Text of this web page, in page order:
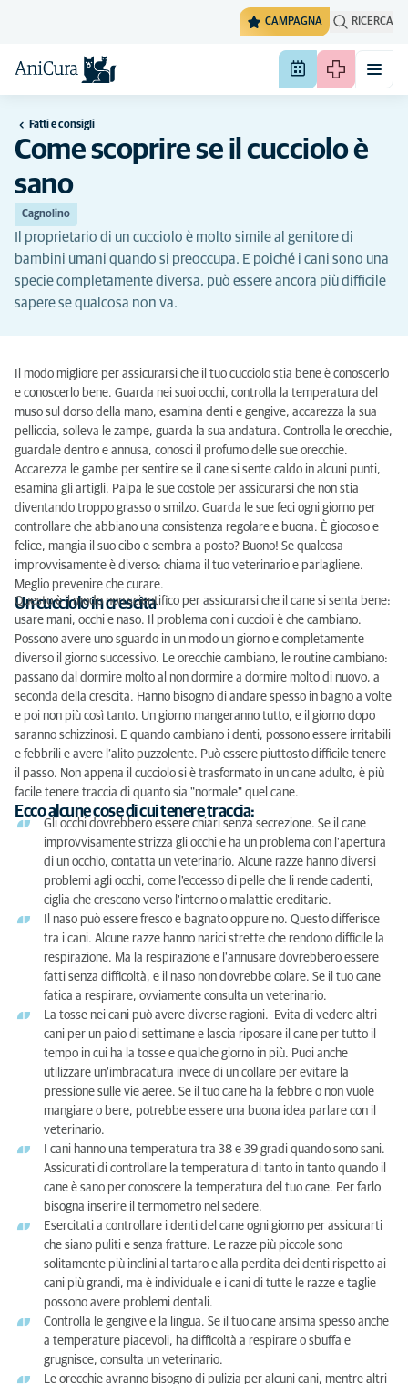
CAMPAGNA RICERCA
Fatti e consigli
Come scoprire se il cucciolo è
sano
Cagnolino
Il proprietario di un cucciolo è molto simile al genitore di
bambini umani quando si preoccupa. E poiché i cani sono una
specie completamente diversa, può essere ancora più difficile
sapere se qualcosa non va.
Il modo migliore per assicurarsi che il tuo cucciolo stia bene è conoscerlo
e conoscerlo bene. Guarda nei suoi occhi, controlla la temperatura del
muso sul dorso della mano, esamina denti e gengive, accarezza la sua
pelliccia, solleva le zampe, guarda la sua andatura. Controlla le orecchie,
guardale dentro e annusa, conosci il profumo delle sue orecchie.
Accarezza le gambe per sentire se il cane si sente caldo in alcuni punti,
esamina gli artigli. Palpa le sue costole per assicurarsi che non stia
diventando troppo grasso o smilzo. Guarda le sue feci ogni giorno per
controllare che abbiano una consistenza regolare e buona. È giocoso e
felice, mangia il suo cibo e sembra a posto? Buono! Se qualcosa
improvvisamente è diverso: chiama il tuo veterinario e parlagliene.
Meglio prevenire che curare.
Un cucciolo in crescita
Questo è il modo non scientifico per assicurarsi che il cane si senta bene:
usare mani, occhi e naso. Il problema con i cuccioli è che cambiano.
Possono avere uno sguardo in un modo un giorno e completamente
diverso il giorno successivo. Le orecchie cambiano, le routine cambiano:
passano dal dormire molto al non dormire a dormire molto di nuovo, a
seconda della crescita. Hanno bisogno di andare spesso in bagno a volte
e poi non più così tanto. Un giorno mangeranno tutto, e il giorno dopo
saranno schizzinosi. E quando cambiano i denti, possono essere irritabili
e febbrili e avere l’alito puzzolente. Può essere piuttosto difficile tenere
il passo. Non appena il cucciolo si è trasformato in un cane adulto, è più
facile tenere traccia di quanto sia "normale" quel cane.
Ecco alcune cose di cui tenere traccia:
Gli occhi dovrebbero essere chiari senza secrezione. Se il cane
improvvisamente strizza gli occhi e ha un problema con l'apertura
di un occhio, contatta un veterinario. Alcune razze hanno diversi
problemi agli occhi, come l'eccesso di pelle che li rende cadenti,
ciglia che crescono verso l'interno o malattie ereditarie.
Il naso può essere fresco e bagnato oppure no. Questo differisce
tra i cani. Alcune razze hanno narici strette che rendono difficile la
respirazione. Ma la respirazione e l'annusare dovrebbero essere
fatti senza difficoltà, e il naso non dovrebbe colare. Se il tuo cane
fatica a respirare, ovviamente consulta un veterinario.
La tosse nei cani può avere diverse ragioni. Evita di vedere altri
cani per un paio di settimane e lascia riposare il cane per tutto il
tempo in cui ha la tosse e qualche giorno in più. Puoi anche
utilizzare un'imbracatura invece di un collare per evitare la
pressione sulle vie aeree. Se il tuo cane ha la febbre o non vuole
mangiare o bere, potrebbe essere una buona idea parlare con il
veterinario.
I cani hanno una temperatura tra 38 e 39 gradi quando sono sani.
Assicurati di controllare la temperatura di tanto in tanto quando il
cane è sano per conoscere la temperatura del tuo cane. Per farlo
bisogna inserire il termometro nel sedere.
Esercitati a controllare i denti del cane ogni giorno per assicurarti
che siano puliti e senza fratture. Le razze più piccole sono
solitamente più inclini al tartaro e alla perdita dei denti rispetto ai
cani più grandi, ma è individuale e i cani di tutte le razze e taglie
possono avere problemi dentali.
Controlla le gengive e la lingua. Se il tuo cane ansima spesso anche
a temperature piacevoli, ha difficoltà a respirare o sbuffa e
grugnisce, consulta un veterinario.
Le orecchie avranno bisogno di pulizia per alcuni cani, mentre altri